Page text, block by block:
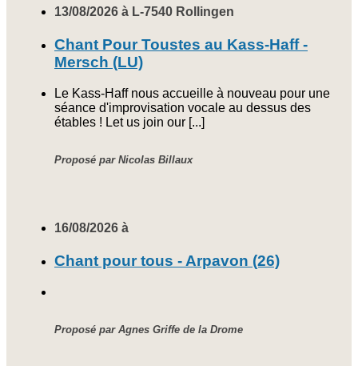
13/08/2026 à L-7540 Rollingen
Chant Pour Toustes au Kass-Haff -
Mersch (LU)
Le Kass-Haff nous accueille à nouveau pour une
séance d'improvisation vocale au dessus des
étables ! Let us join our [...]
Proposé par Nicolas Billaux
16/08/2026 à
Chant pour tous - Arpavon (26)
Proposé par Agnes Griffe de la Drome